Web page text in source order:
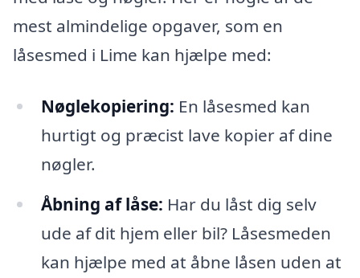
mest almindelige opgaver, som en
låsesmed i Lime kan hjælpe med:
Nøglekopiering: En låsesmed kan
hurtigt og præcist lave kopier af dine
nøgler.
Åbning af låse: Har du låst dig selv
ude af dit hjem eller bil? Låsesmeden
kan hjælpe med at åbne låsen uden at